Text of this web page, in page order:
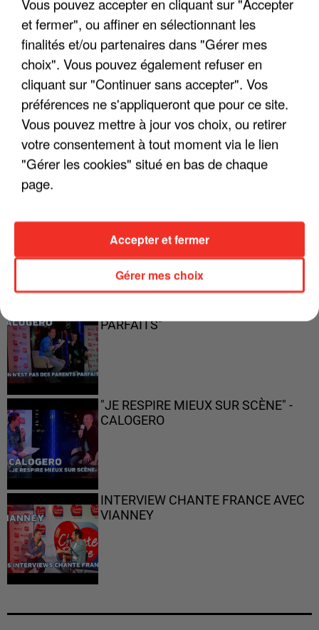
LES INTERVIEWS CHANTE
FRANCE
Voir plus
"JE SUIS À DISPOSITION DES
ENFOIRÉS"
PARFAITS"
"JE RESPIRE MIEUX SUR SCÈNE" -
CALOGERO
INTERVIEW CHANTE FRANCE AVEC
VIANNEY
et fermer", ou affiner en sélectionnant les
finalités et/ou partenaires dans "Gérer mes
choix". Vous pouvez également refuser en
cliquant sur "Continuer sans accepter". Vos
préférences ne s'appliqueront que pour ce site.
Vous pouvez mettre à jour vos choix, ou retirer
votre consentement à tout moment via le lien
"Gérer les cookies" situé en bas de chaque
page.
Gérer mes choix
Accepter et fermer